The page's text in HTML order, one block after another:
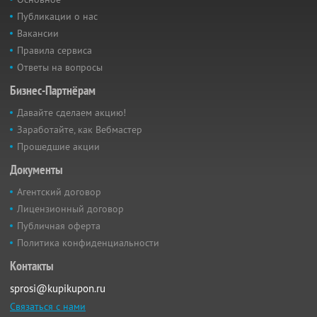
Публикации о нас
Вакансии
Правила сервиса
Ответы на вопросы
Бизнес-Партнёрам
Давайте сделаем акцию!
Заработайте, как Вебмастер
Прошедшие акции
Документы
Агентский договор
Лицензионный договор
Публичная оферта
Политика конфиденциальности
Контакты
sprosi@kupikupon.ru
Связаться с нами